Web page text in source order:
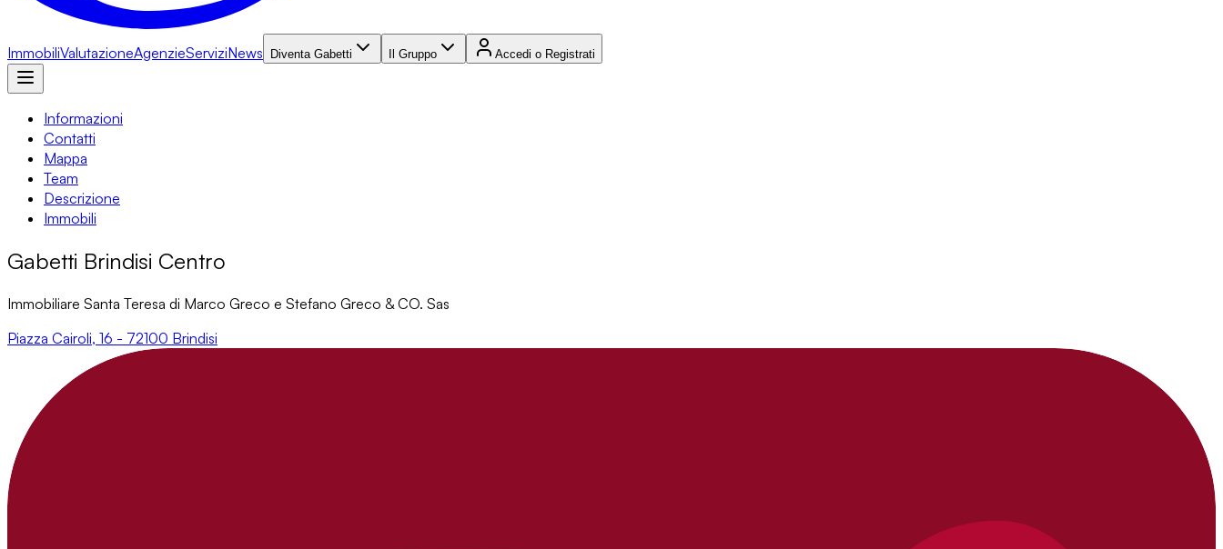
ImmobiliValutazioneAgenzieServiziNews Diventa Gabetti Il Gruppo Accedi o Registrati
Informazioni
Contatti
Mappa
Team
Descrizione
Immobili
Gabetti Brindisi Centro
Immobiliare Santa Teresa di Marco Greco e Stefano Greco & CO. Sas
Piazza Cairoli, 16 - 72100 Brindisi